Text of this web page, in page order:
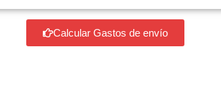
Calcular Gastos de envío